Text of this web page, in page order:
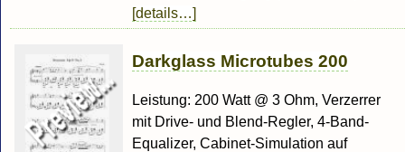
[details…]
Darkglass Microtubes 200
Leistung: 200 Watt @ 3 Ohm, Verzerrer
mit Drive- und Blend-Regler, 4-Band-
Equalizer, Cabinet-Simulation auf